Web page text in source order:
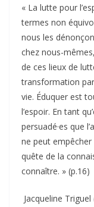
« La lutte pour
termes non
nous les
chez nous-
de ces lieux de
transformation
vie. Éduquer est
l’espoir. En tant
persuadé·es que
ne peut
quête de la
connaître. » (p.16)
Jacqueline